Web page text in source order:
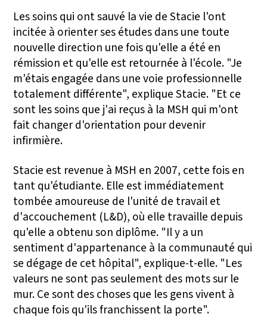
Les soins qui ont sauvé la vie de Stacie l'ont
incitée à orienter ses études dans une toute
nouvelle direction une fois qu'elle a été en
rémission et qu'elle est retournée à l'école. "Je
m'étais engagée dans une voie professionnelle
totalement différente", explique Stacie. "Et ce
sont les soins que j'ai reçus à la MSH qui m'ont
fait changer d'orientation pour devenir
infirmière.
Stacie est revenue à MSH en 2007, cette fois en
tant qu'étudiante. Elle est immédiatement
tombée amoureuse de l'unité de travail et
d'accouchement (L&D), où elle travaille depuis
qu'elle a obtenu son diplôme. "Il y a un
sentiment d'appartenance à la communauté qui
se dégage de cet hôpital", explique-t-elle. "Les
valeurs ne sont pas seulement des mots sur le
mur. Ce sont des choses que les gens vivent à
chaque fois qu'ils franchissent la porte".